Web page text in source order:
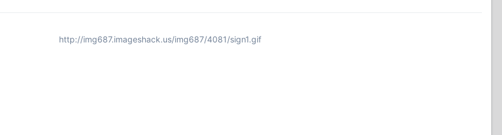
http://img687.imageshack.us/img687/4081/sign1.gif